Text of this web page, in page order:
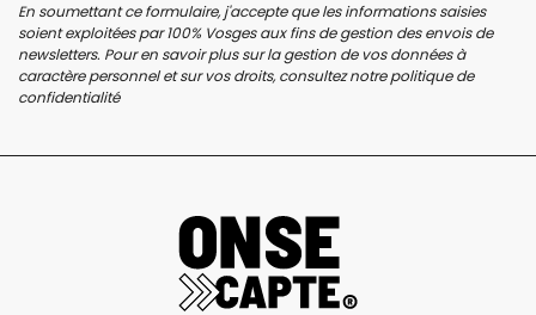
En soumettant ce formulaire, j'accepte que les informations saisies
soient exploitées par 100% Vosges aux fins de gestion des envois de
newsletters. Pour en savoir plus sur la gestion de vos données à
caractère personnel et sur vos droits, consultez notrepolitique de
confidentialité